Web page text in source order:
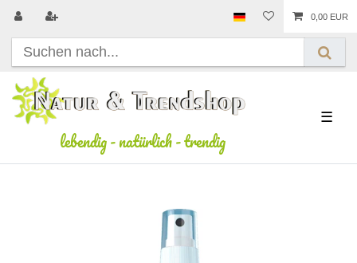
0,00 EUR
lebendig-natürlich-trendig
☰